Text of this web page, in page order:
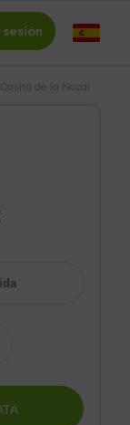
sesión
de la Nozal